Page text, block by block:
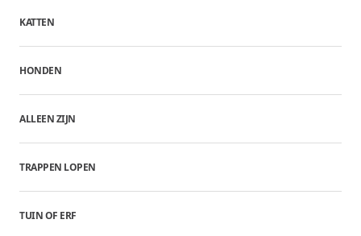
KATTEN
HONDEN
ALLEEN ZIJN
TRAPPEN LOPEN
TUIN OF ERF